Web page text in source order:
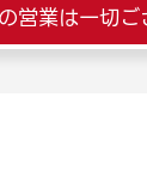
営業は一切